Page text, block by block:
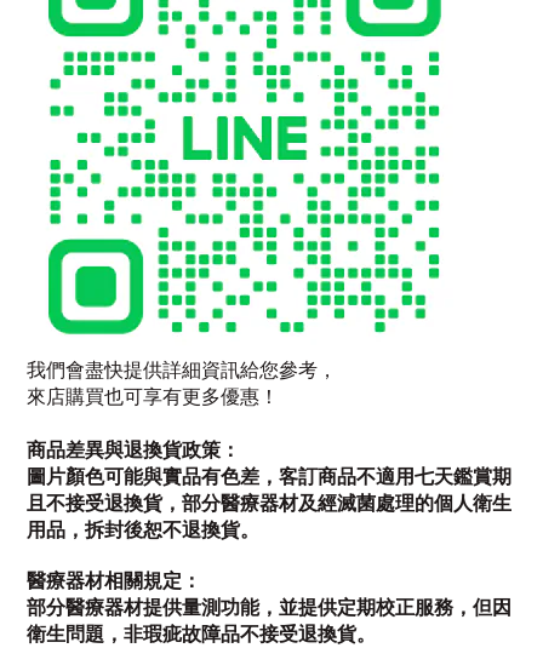
我們會盡快提供詳細資訊給您參考，
來店購買也可享有更多優惠！
商品差異與退換貨政策：
圖片顏色可能與實品有色差，客訂商品不適用七天鑑賞期
且不接受退換貨，部分醫療器材及經滅菌處理的個人衛生
用品，拆封後恕不退換貨。
醫療器材相關規定：
部分醫療器材提供量測功能，並提供定期校正服務，但因
衛生問題，非瑕疵故障品不接受退換貨。